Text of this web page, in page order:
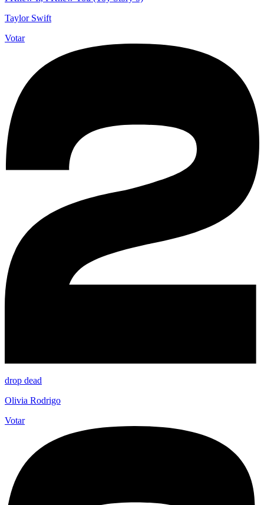
Taylor Swift
Votar
drop dead
Olivia Rodrigo
Votar